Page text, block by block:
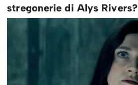
stregonerie di Alys Rivers?